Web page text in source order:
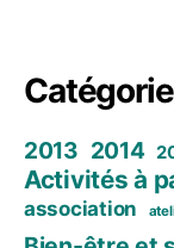
2013 2014
Activités à
association